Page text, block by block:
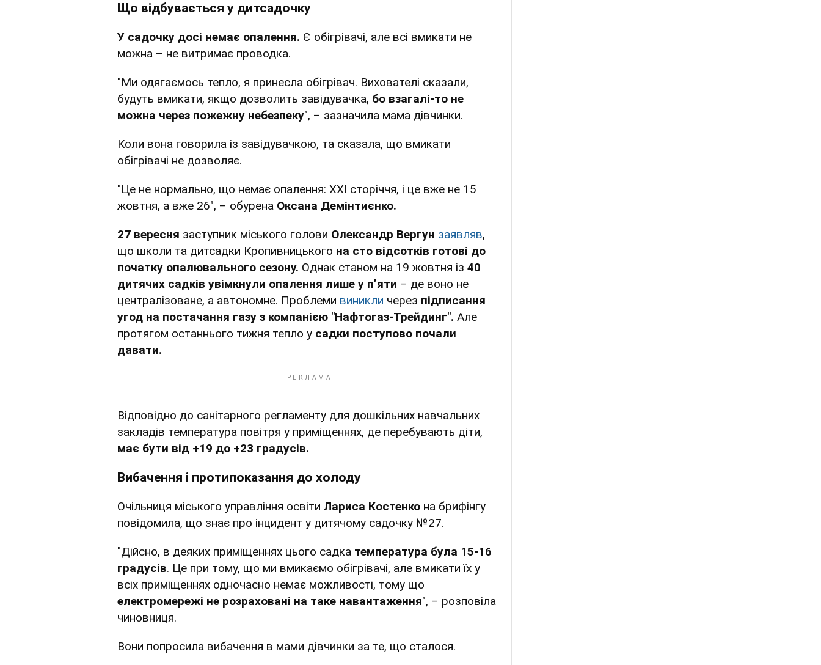
Що відбувається у дитсадочку
У садочку досі немає опалення. Є обігрівачі, але всі вмикати не
можна – не витримає проводка.
"Ми одягаємось тепло, я принесла обігрівач. Вихователі сказали,
будуть вмикати, якщо дозволить завідувачка, бо взагалі-то не
можна через пожежну небезпеку", – зазначила мама дівчинки.
Коли вона говорила із завідувачкою, та сказала, що вмикати
обігрівачі не дозволяє.
"Це не нормально, що немає опалення: ХХІ сторіччя, і це вже не 15
жовтня, а вже 26", – обурена Оксана Демінтиєнко.
27 вересня заступник міського голови Олександр Вергун заявляв,
що школи та дитсадки Кропивницького на сто відсотків готові до
початку опалювального сезону. Однак станом на 19 жовтня із 40
дитячих садків увімкнули опалення лише у п’яти – де воно не
централізоване, а автономне. Проблеми виникли через підписання
угод на постачання газу з компанією "Нафтогаз-Трейдинг". Але
протягом останнього тижня тепло у садки поступово почали
давати.
Відповідно до санітарного регламенту для дошкільних навчальних
закладів температура повітря у приміщеннях, де перебувають діти,
має бути від +19 до +23 градусів.
Вибачення і протипоказання до холоду
Очільниця міського управління освіти Лариса Костенко на брифінгу
повідомила, що знає про інцидент у дитячому садочку №27.
"Дійсно, в деяких приміщеннях цього садка температура була 15-16
градусів. Це при тому, що ми вмикаємо обігрівачі, але вмикати їх у
всіх приміщеннях одночасно немає можливості, тому що
електромережі не розраховані на таке навантаження", – розповіла
чиновниця.
Вони попросила вибачення в мами дівчинки за те, що сталося.